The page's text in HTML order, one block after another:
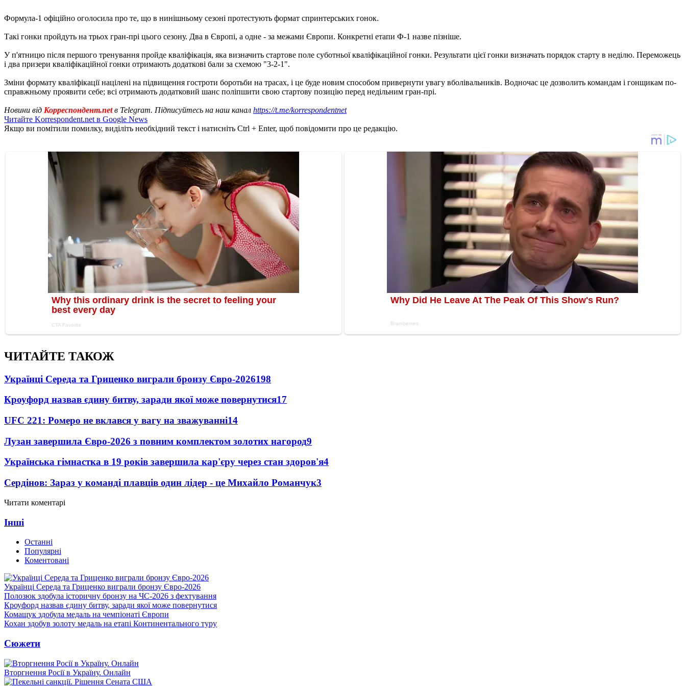
Формула-1 офіційно оголосила про те, що в нинішньому сезоні протестують формат спринтерських гонок.
Такі гонки пройдуть на трьох гран-прі цього сезону. Два в Європі, а одне - за межами Європи. Конкретні етапи Ф-1 назве пізніше.
У п'ятницю після першого тренування пройде кваліфікація, яка визначить стартове поле суботньої кваліфікаційної гонки. Результати цієї гонки визначать порядок старту в неділю. Переможець
і два призери кваліфікаційної гонки отримають додаткові бали за схемою "3-2-1".
Зміни формату кваліфікації націлені на підвищення гостроти боротьби на трасах, і це буде новим способом привернути увагу вболівальників. Водночас це дозволить командам і гонщикам по-
справжньому проявити себе; всі отримають додатковий шанс поліпшити свою стартову позицію перед недільним гран-прі.
Новини від Корреспондент.netв Telegram. Підписуйтесь на наш канал https://t.me/korrespondentnet
Читайте Korrespondent.net в Google News
Якщо ви помітили помилку, виділіть необхідний текст і натисніть Ctrl + Enter, щоб повідомити про це редакцію.
ЧИТАЙТЕ ТАКОЖ
Українці Середа та Гриценко виграли бронзу Євро-2026198
Кроуфорд назвав єдину битву, заради якої може повернутися17
UFC 221: Ромеро не вклався у вагу на зважуванні14
Лузан завершила Євро-2026 з повним комплектом золотих нагород9
Українська гімнастка в 19 років завершила кар'єру через стан здоров'я4
Сердінов: Зараз у команді плавців один лідер - це Михайло Романчук3
Читати коментарі
Інші
Останні
Популярні
Коментовані
Українці Середа та Гриценко виграли бронзу Євро-2026
Полозюк здобула історичну бронзу на ЧС-2026 з фехтування
Кроуфорд назвав єдину битву, заради якої може повернутися
Комащук здобула медаль на чемпіонаті Європи
Кохан здобув золоту медаль на етапі Континентального туру
Сюжети
Вторгнення Росії в Україну. Онлайн